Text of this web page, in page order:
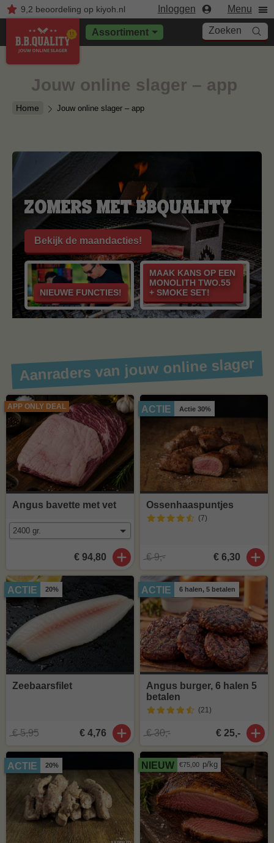
9,2 beoordelingop kiyoh.nl Inloggen Menu
Assortiment Zoeken
Home Jouw online slager – app
Jouw online slager – app
Zomers met BBQuality
Bekijk de maandacties!
NIEUWE FUNCTIES!
MAAK KANS OP EEN
MONOLITH TWO.55
+ SMOKE SET!
Aanraders van jouw online slager
APP ONLY DEAL
Angus bavette met vet
€ 94,80
ACTIE Actie 30%
Ossenhaaspuntjes
(7)
€ 9,- € 6,30
ACTIE 20%
Zeebaarsfilet
€ 5,95 € 4,76
ACTIE 6 halen, 5 betalen
Angus burger, 6 halen 5
betalen
(21 )
€ 30,- € 25,-
ACTIE 20% NIEUW €75,00 p/kg